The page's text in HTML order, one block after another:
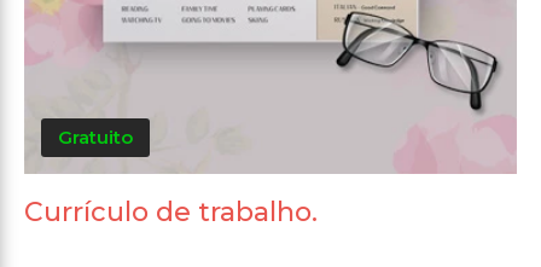
Gratuito
Currículo de trabalho.